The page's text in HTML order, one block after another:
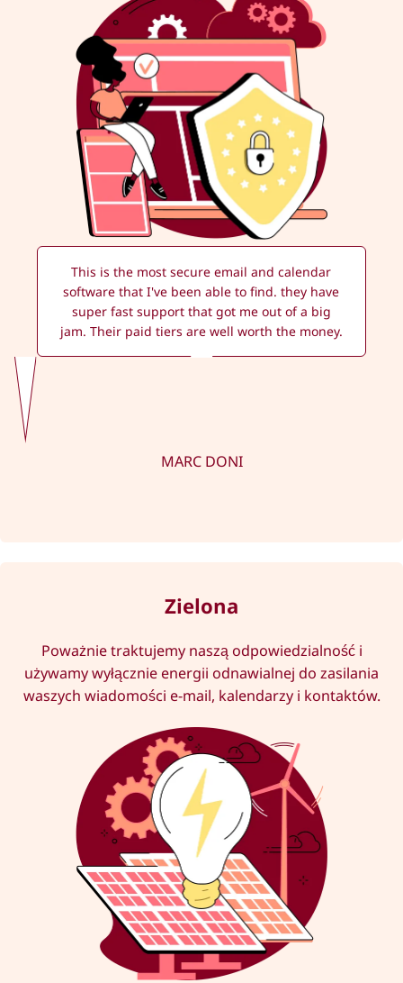
This is the most secure email and calendar
software that I've been able to find. they have
super fast support that got me out of a big
jam. Their paid tiers are well worth the money.
MARC DONI
Zielona
Poważnie traktujemy naszą odpowiedzialność i
używamy wyłącznie energii odnawialnej do zasilania
waszych wiadomości e-mail, kalendarzy i kontaktów.